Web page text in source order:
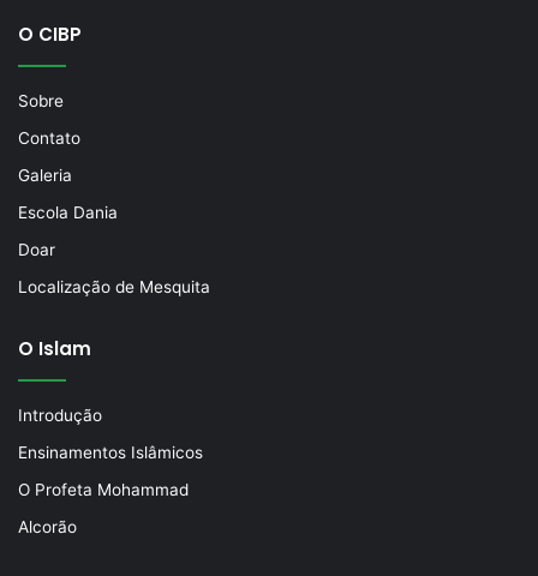
O CIBP
Sobre
Contato
Galeria
Escola Dania
Doar
Localização de Mesquita
O Islam
Introdução
Ensinamentos Islâmicos
O Profeta Mohammad
Alcorão